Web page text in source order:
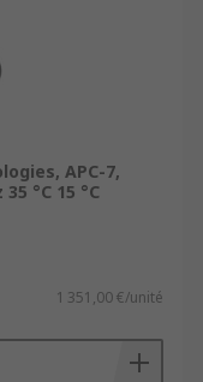
APC-7,
°C 15 °C
1 351,00 €/unité